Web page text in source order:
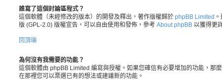
誰寫了這個討論區程式？
這個軟體（未經修改的版本）的開發及釋出，著作版權歸於 phpBB Limited
版 (GPL-2.0) 版權宣告，可以自由使用和發佈，參考 About phpBB 以獲得更
回頂端
為何沒有我需要的功能？
這個軟體由 phpBB Limited 編寫與授權。如果您確信有必要增加的功能，那
在那裡您可以票選已有的想法或建議新的功能。